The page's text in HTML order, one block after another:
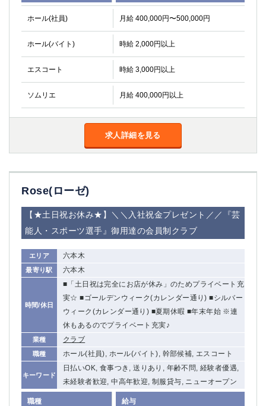
ホール(社員) 月給 400,000円〜500,000円
ホール(バイト) 時給 2,000円以上
エスコート 時給 3,000円以上
ソムリエ 月給 400,000円以上
求人詳細を見る
Rose(ローゼ)
【★土日祝お休み★】＼＼入社祝金プレゼント／／『芸
能人・スポーツ選手』御用達の会員制クラブ
エリア 六本木
最寄り駅 六本木
時間/休日
■「土日祝は完全にお店が休み」のためプライベート充
実☆ ■ゴールデンウィーク(カレンダー通り) ■シルバー
ウィーク(カレンダー通り) ■夏期休暇 ■年末年始 ※連
休もあるのでプライベート充実♪
業種 クラブ
職種 ホール(社員), ホール(バイト), 幹部候補, エスコート
キーワード
日払いOK, 食事つき, 送りあり, 年齢不問, 経験者優遇,
未経験者歓迎, 中高年歓迎, 制服貸与, ニューオープン
職種 給与
大宮
南越谷
志木
川越
南浦和
獨協大学前＜草加松原＞
北浦和（西口）
春日部
川口
蕨
津田沼
柏（西口）
柏（東口）
下総中山
八千代台
本八幡
東金
栃木県
宇都宮
小山
東武宇都宮（宇都宮西口）
茨城県
ひたち野うしく
群馬県